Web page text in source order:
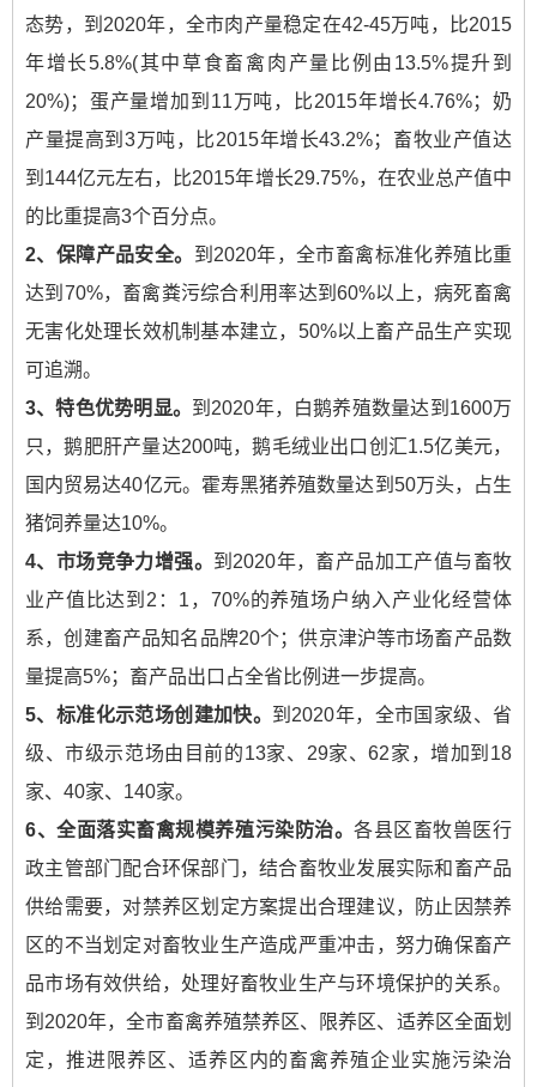
态势，到2020年，全市肉产量稳定在42-45万吨，比2015
年增长5.8%(其中草食畜禽肉产量比例由13.5%提升到
20%)；蛋产量增加到11万吨，比2015年增长4.76%；奶
产量提高到3万吨，比2015年增长43.2%；畜牧业产值达
到144亿元左右，比2015年增长29.75%，在农业总产值中
的比重提高3个百分点。
2、保障产品安全。 到2020年，全市畜禽标准化养殖比重
达到70%，畜禽粪污综合利用率达到60%以上，病死畜禽
无害化处理长效机制基本建立，50%以上畜产品生产实现
可追溯。
3、特色优势明显。 到2020年，白鹅养殖数量达到1600万
只，鹅肥肝产量达200吨，鹅毛绒业出口创汇1.5亿美元，
国内贸易达40亿元。霍寿黑猪养殖数量达到50万头，占生
猪饲养量达10%。
4、市场竞争力增强。 到2020年，畜产品加工产值与畜牧
业产值比达到2：1，70%的养殖场户纳入产业化经营体
系，创建畜产品知名品牌20个；供京津沪等市场畜产品数
量提高5%；畜产品出口占全省比例进一步提高。
5、标准化示范场创建加快。 到2020年，全市国家级、省
级、市级示范场由目前的13家、29家、62家，增加到18
家、40家、140家。
6、全面落实畜禽规模养殖污染防治。各县区畜牧兽医行
政主管部门配合环保部门，结合畜牧业发展实际和畜产品
供给需要，对禁养区划定方案提出合理建议，防止因禁养
区的不当划定对畜牧业生产造成严重冲击，努力确保畜产
品市场有效供给，处理好畜牧业生产与环境保护的关系。
到2020年，全市畜禽养殖禁养区、限养区、适养区全面划
定，推进限养区、适养区内的畜禽养殖企业实施污染治